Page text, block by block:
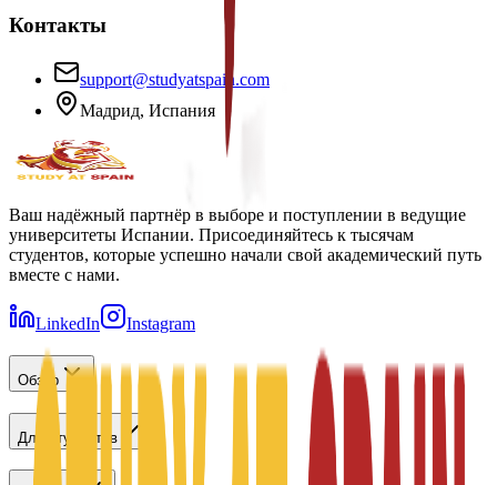
Контакты
support@studyatspain.com
Мадрид, Испания
Ваш надёжный партнёр в выборе и поступлении в ведущие
университеты Испании. Присоединяйтесь к тысячам
студентов, которые успешно начали свой академический путь
вместе с нами.
LinkedIn Instagram
Обзор
Для студентов